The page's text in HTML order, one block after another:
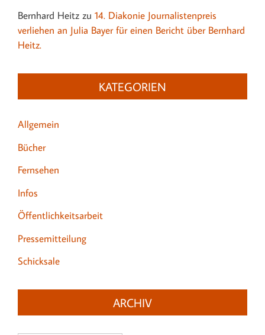
Bernhard Heitz zu 14. Diakonie Journalistenpreis
verliehen an Julia Bayer für einen Bericht über Bernhard
Heitz.
KATEGORIEN
Allgemein
Bücher
Fernsehen
Infos
Öffentlichkeitsarbeit
Pressemitteilung
Schicksale
ARCHIV